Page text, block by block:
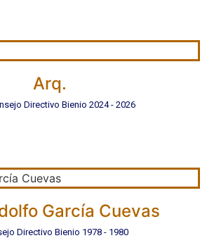
Arq.
Directivo Bienio 2024 - 2026
García Cuevas
Directivo Bienio 1978 - 1980